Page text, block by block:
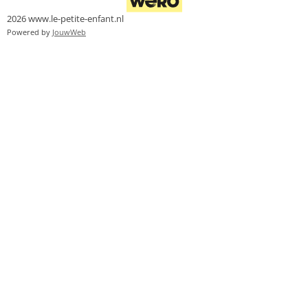
2026 www.le-petite-enfant.nl
Powered by JouwWeb